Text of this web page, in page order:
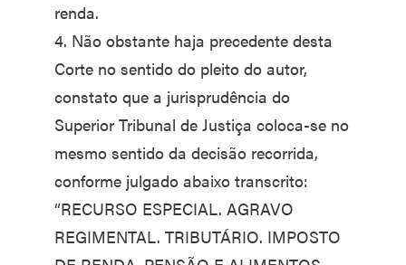
renda.
4. Não obstante haja precedente desta
Corte no sentido do pleito do autor,
constato que a jurisprudência do
Superior Tribunal de Justiça coloca-se no
mesmo sentido da decisão recorrida,
conforme julgado abaixo transcrito:
“RECURSO ESPECIAL. AGRAVO
REGIMENTAL. TRIBUTÁRIO. IMPOSTO